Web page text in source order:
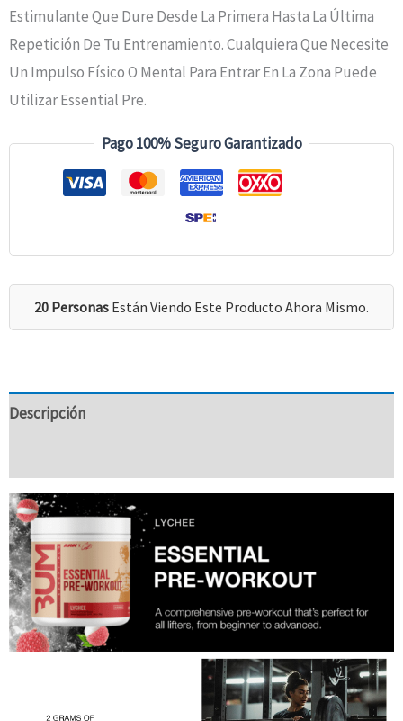
Estimulante Que Dure Desde La Primera Hasta La Última
Repetición De Tu Entrenamiento. Cualquiera Que Necesite
Un Impulso Físico O Mental Para Entrar En La Zona Puede
UtilizarEssential Pre.
Pago 100% Seguro Garantizado
20 Personas Están Viendo Este Producto Ahora Mismo.
Descripción